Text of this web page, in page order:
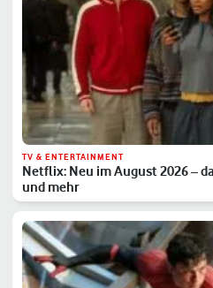
TV & ENTERTAINMENT
Netflix: Neu im August 2026 –
und mehr